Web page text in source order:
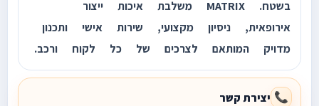
בשטח. MATRIX משלבת איכות ייצור
אירופאית, ניסיון מקצועי, שירות אישי ותכנון
מדויק המותאם לצרכים של כל לקוח ורכב.
📞 יצירת קשר